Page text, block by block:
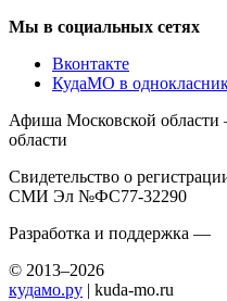
Мы в социальных сетях
Вконтакте
КудаМО в
Афиша Московской области
области
Свидетельство о
СМИ Эл №ФС77-32290
Разработка и поддержка —
© 2013–2026
кудамо.ру | kuda-mo.ru